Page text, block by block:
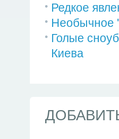
Редкое
Необычное
Голые
Киева